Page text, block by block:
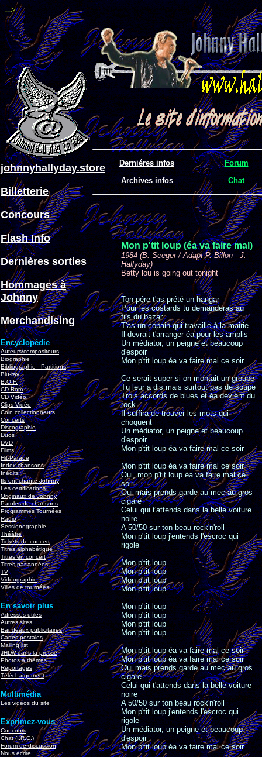
-->
Derniéres infos
Forum
Archives infos
Chat
johnnyhallyday.store
Billetterie
Concours
Flash Info
Dernières sorties
Hommages à
Johnny
Merchandising
Encyclopédie
Auteurs/compositeurs
Biographie
Bibliographie - Partitions
Blu-ray
B.O.F.
CD Rom
CD Vidéo
Clips Vidéo
Coin collectionneurs
Concerts
Discographie
Duos
DVD
Films
Hit-Parade
Index chansons
Inédits
Ils ont chanté Johnny
Les certifications
Originaux de Johnny
Paroles de chansons
Programmes Tournées
Radio
Sessionographie
Théâtre
Tickets de concert
Titres alphabétique
Titres en concert
Titres par années
TV
Vidéographie
Villes de tournées
En savoir plus
Adresses utiles
Autres sites
Bandeaux publicitaires
Cartes postales
Mailing list
JHLW dans la presse
Photos à thèmes
Reportages
Téléchargement
Multimédia
Les vidéos du site
Exprimez-vous
Concours
Chat (I.R.C.)
Forum de discussion
Nous écrire
Mon p'tit loup (éa va faire mal)
1984 (B. Seeger / Adapt P. Billon - J.
Hallyday)
Betty lou is going out tonight
Ton pére t'as prété un hangar
Pour les costards tu demanderas au
fils du bazar
T'as un copain qui travaille à la mairie
Il devrait t'arranger éa pour les amplis
Un médiator, un peigne et beaucoup
d'espoir
Mon p'tit loup éa va faire mal ce soir
Ce serait super si on montait un groupe
Tu leur a dis mais surtout pas de soupe
Trois accords de blues et éa devient du
rock
Il suffira de trouver les mots qui
choquent
Un médiator, un peigne et beaucoup
d'espoir
Mon p'tit loup éa va faire mal ce soir
Mon p'tit loup éa va faire mal ce soir
Oui, mon p'tit loup éa va faire mal ce
soir
Oui mais prends garde au mec au gros
cigare
Celui qui t'attends dans la belle voiture
noire
A 50/50 sur ton beau rock'n'roll
Mon p'tit loup j'entends l'escroc qui
rigole
Mon p'tit loup
Mon p'tit loup
Mon p'tit loup
Mon p'tit loup
Mon p'tit loup
Mon p'tit loup
Mon p'tit loup
Mon p'tit loup
Mon p'tit loup éa va faire mal ce soir
Mon p'tit loup éa va faire mal ce soir
Oui mais prends garde au mec au gros
cigare
Celui qui t'attends dans la belle voiture
noire
A 50/50 sur ton beau rock'n'roll
Mon p'tit loup j'entends l'escroc qui
rigole
Un médiator, un peigne et beaucoup
d'espoir
Mon p'tit loup éa va faire mal ce soir